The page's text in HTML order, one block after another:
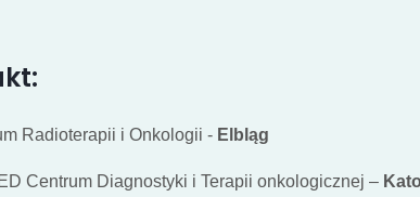
Radioterapii i Onkologii - Elbląg
Centrum Diagnostyki i Terapii onkologicznej –